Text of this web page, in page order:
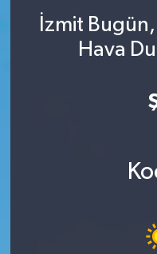
İzmit Bugün,
Hava